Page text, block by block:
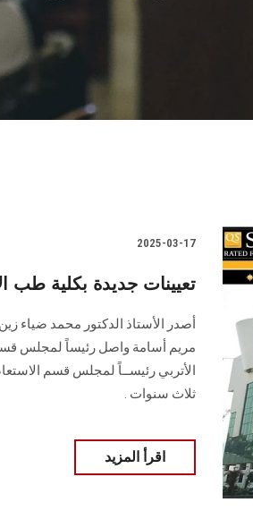
2025-03-17
تعيينات جديدة بكلية طب
أصدر الأستاذ الدكتور محمد ضياء
مريم أسامة واصل رئيساً لمجلس
ثلاث سنوات .
اقرأ المزيد